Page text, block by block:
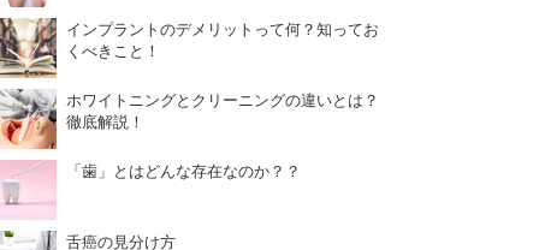
インプラントのデメリットって何？知ってお
くべきこと！
ホワイトニングとクリーニングの違いとは？
徹底解説！
「歯」とはどんな存在なのか？？
舌癌の見分け方